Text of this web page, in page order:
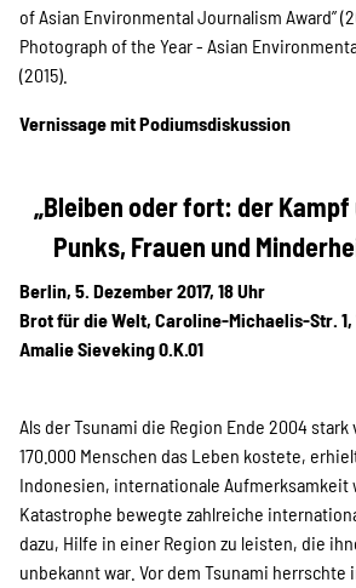
english
Indonesian
Suche
of Asian Environmental Journalism Award”
Photograph of the Year - Asian
(2015).
Vernissage mit Podiumsdiskussion
„Bleiben oder fort: der Kampf
Punks, Frauen und
Berlin, 5. Dezember 2017, 18 Uhr
Brot für die Welt, Caroline-Michaelis-Str. 1,
Amalie Sieveking 0.K.01
Als der Tsunami die Region Ende 2004 stark
170.000 Menschen das Leben kostete,
Indonesien, internationale Aufmerksamkeit
Katastrophe bewegte zahlreiche
dazu, Hilfe in einer Region zu leisten, die
unbekannt war. Vor dem Tsunami herrschte